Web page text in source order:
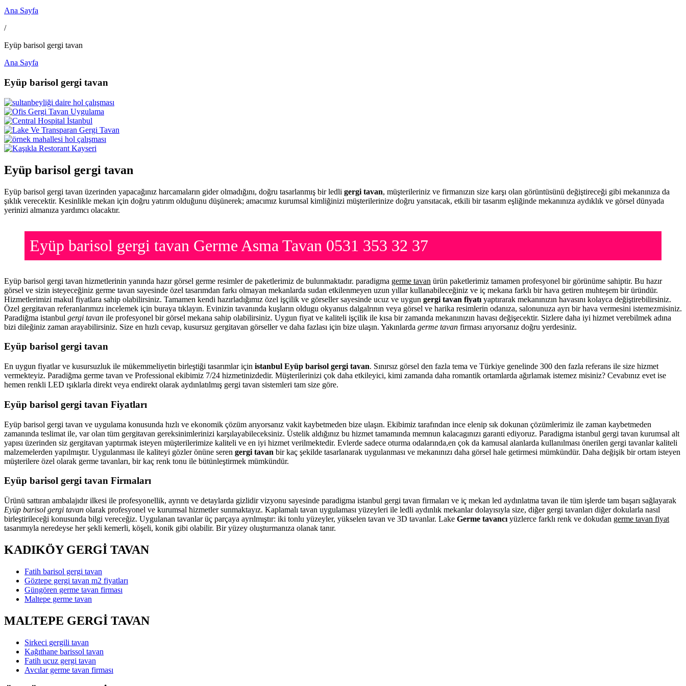
Ana Sayfa
/
Eyüp barisol gergi tavan
Ana Sayfa
Eyüp barisol gergi tavan
Eyüp barisol gergi tavan
Eyüp barisol gergi tavan üzerinden yapacağınız harcamaların gider olmadığını, doğru tasarlanmış bir ledli gergi tavan, müşterileriniz ve firmanızın size karşı olan görüntüsünü değiştireceği gibi mekanınıza da
şıklık verecektir. Kesinlikle mekan için doğru yatırım olduğunu düşünerek; amacımız kurumsal kimliğinizi müşterilerinize doğru yansıtacak, etkili bir tasarım eşliğinde mekanınıza aydıklık ve görsel dünyada
yerinizi almanıza yardımcı olacaktır.
Eyüp barisol gergi tavan Germe Asma Tavan 0531 353 32 37
Eyüp barisol gergi tavan hizmetlerinin yanında hazır görsel germe resimler de paketlerimiz de bulunmaktadır. paradigma germe tavan ürün paketlerimiz tamamen profesyonel bir görünüme sahiptir. Bu hazır
görsel ve sizin isteyeceğiniz germe tavan sayesinde özel tasarımdan farkı olmayan mekanlarda sudan etkilenmeyen uzun yıllar kullanabileceğiniz ve iç mekana farklı bir hava getiren muhteşem bir üründür.
Hizmetlerimizi makul fiyatlara sahip olabilirsiniz. Tamamen kendi hazırladığımız özel işçilik ve görseller sayesinde ucuz ve uygun gergi tavan fiyatı yaptırarak mekanınızın havasını kolayca değiştirebilirsiniz.
Özel gergitavan referanlarımızı incelemek için buraya tıklayın. Evinizin tavanında kuşların oldugu okyanus dalgalrının veya görsel ve harika resimlerin odanıza, salonunuza ayrı bir hava vermesini istemezmisiniz.
Paradiğma istanbul gergi tavan ile profesyonel bir görsel mekana sahip olabilirsiniz. Uygun fiyat ve kaliteli işçilik ile kısa bir zamanda mekanınızın havası değişecektir. Sizlere daha iyi hizmet verebilmek adına
bizi dileğiniz zaman arayabilirsiniz. Size en hızlı cevap, kusursuz gergitavan görseller ve daha fazlası için bize ulaşın. Yakınlarda germe tavan firması arıyorsanız doğru yerdesiniz.
Eyüp barisol gergi tavan
En uygun fiyatlar ve kusursuzluk ile mükemmeliyetin birleştiği tasarımlar için istanbul Eyüp barisol gergi tavan. Sınırsız görsel den fazla tema ve Türkiye genelinde 300 den fazla referans ile size hizmet
vermekteyiz. Paradiğma germe tavan ve Professional ekibimiz 7/24 hizmetinizdedir. Müşterilerinizi çok daha etkileyici, kimi zamanda daha romantik ortamlarda ağırlamak istemez misiniz? Cevabınız evet ise
hemen renkli LED ışıklarla direkt veya endirekt olarak aydınlatılmış gergi tavan sistemleri tam size göre.
Eyüp barisol gergi tavan Fiyatları
Eyüp barisol gergi tavan ve uygulama konusunda hızlı ve ekonomik çözüm arıyorsanız vakit kaybetmeden bize ulaşın. Ekibimiz tarafından ince elenip sık dokunan çözümlerimiz ile zaman kaybetmeden
zamanında teslimat ile, var olan tüm gergitavan gereksinimlerinizi karşılayabileceksiniz. Üstelik aldığınız bu hizmet tamamında memnun kalacagınızı garanti ediyoruz. Paradigma istanbul gergi tavan kurumsal alt
yapısı üzerinden siz gergitavan yaptırmak isteyen müşterilerimize kaliteli ve en iyi hizmet verilmektedir. Evlerde sadece oturma odalarında,en çok da kamusal alanlarda kullanılması önerilen gergi tavanlar kaliteli
malzemelerden yapılmıştır. Uygulanması ile kaliteyi gözler önüne seren gergi tavan bir kaç şekilde tasarlanarak uygulanması ve mekanınızı daha görsel hale getirmesi mümkündür. Daha değişik bir ortam isteyen
müşterilere özel olarak germe tavanları, bir kaç renk tonu ile bütünleştirmek mümkündür.
Eyüp barisol gergi tavan Firmaları
Ürünü sattıran ambalajıdır ilkesi ile profesyonellik, ayrıntı ve detaylarda gizlidir vizyonu sayesinde paradigma istanbul gergi tavan firmaları ve iç mekan led aydınlatma tavan ile tüm işlerde tam başarı sağlayarak
Eyüp barisol gergi tavan olarak profesyonel ve kurumsal hizmetler sunmaktayız. Kaplamalı tavan uygulaması yüzeyleri ile ledli aydınlık mekanlar dolayısıyla size, diğer gergi tavanları diğer dokularla nasıl
birleştirileceği konusunda bilgi vereceğiz. Uygulanan tavanlar üç parçaya ayrılmıştır: iki tonlu yüzeyler, yükselen tavan ve 3D tavanlar. Lake Germe tavancı yüzlerce farklı renk ve dokudan germe tavan fiyat
tasarımıyla neredeyse her şekli kemerli, köşeli, konik gibi olabilir. Bir yüzey oluşturmanıza olanak tanır.
KADIKÖY GERGİ TAVAN
Fatih barisol gergi tavan
Göztepe gergi tavan m2 fiyatları
Güngören germe tavan firması
Maltepe germe tavan
MALTEPE GERGİ TAVAN
Sirkeci gergili tavan
Kağıthane barissol tavan
Fatih ucuz gergi tavan
Avcılar germe tavan firması